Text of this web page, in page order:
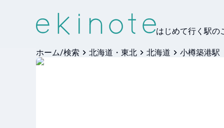
はじめて行く駅の
ホーム/検索 北海道・東北 北海道 小樽築港駅